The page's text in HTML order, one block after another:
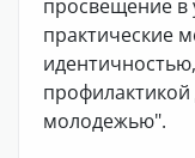
просвещение в
практические
молодежью".